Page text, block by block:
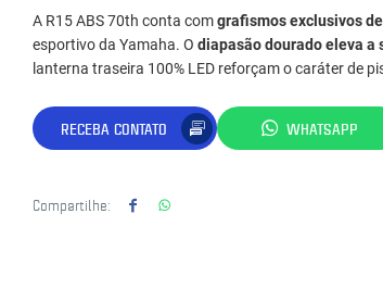
A R15 ABS 70th conta comgrafismos exclusivos
esportivo da Yamaha. O diapasão dourado eleva a
lanterna traseira 100% LED reforçam o caráter de
RECEBA CONTATO WHATSAPP
Compartilhe: